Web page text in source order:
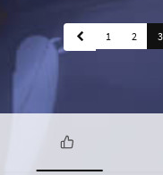
1 2 3
热